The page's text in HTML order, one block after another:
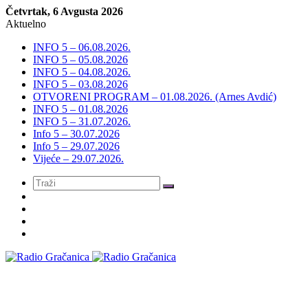
Četvrtak, 6 Avgusta 2026
Aktuelno
INFO 5 – 06.08.2026.
INFO 5 – 05.08.2026
INFO 5 – 04.08.2026.
INFO 5 – 03.08.2026
OTVORENI PROGRAM – 01.08.2026. (Arnes Avdić)
INFO 5 – 01.08.2026
INFO 5 – 31.07.2026.
Info 5 – 30.07.2026
Info 5 – 29.07.2026
Vijeće – 29.07.2026.
Meni